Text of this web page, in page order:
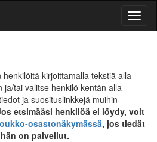
kirjoittamalla tekstiä alla
ja/tai valitse henkilö kentän alla
ja suosituslinkkejä muihin
etsimääsi henkilöä ei löydy, voit
osastonäkymässä, jos tiedät
on palvellut.